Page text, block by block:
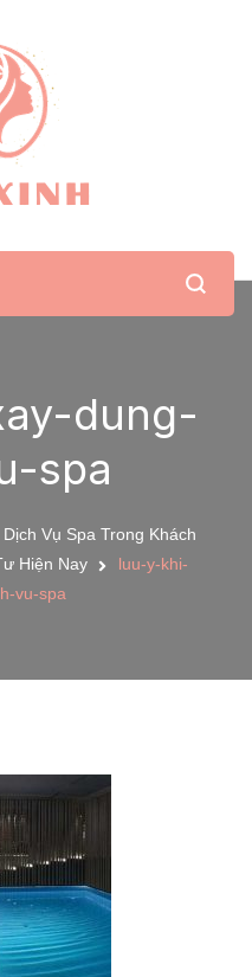
phái đẹp
dung-
spa
Vụ Spa Trong Khách
Hiện Nay
luu-y-khi-
vu-spa